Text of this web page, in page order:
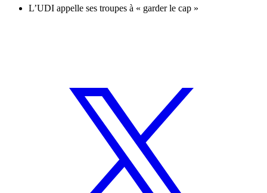
L’UDI appelle ses troupes à « garder le cap »